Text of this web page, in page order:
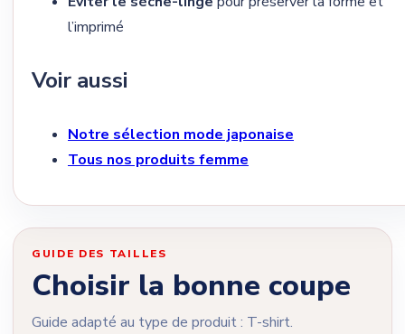
l’imprimé
Voir aussi
Notre sélection mode japonaise
Tous nos produits femme
GUIDE DES TAILLES
Choisir la bonne coupe
Guide adapté au type de produit : T-shirt.